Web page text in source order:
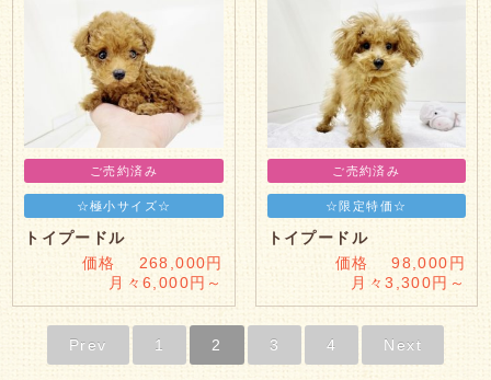
ご売約済み
☆極小サイズ☆
トイプードル
価格 268,000円
月々6,000円～
ご売約済み
☆限定特価☆
トイプードル
価格 98,000円
月々3,300円～
Prev 1 2 3 4 Next